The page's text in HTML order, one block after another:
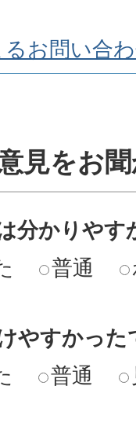
お問い合
見をお
分かりやす
普通
やすかった
普通